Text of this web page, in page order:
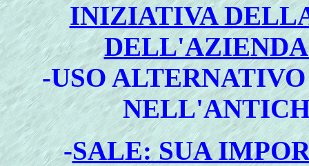
INIZIATIVA
-USO
-SALE: SUA